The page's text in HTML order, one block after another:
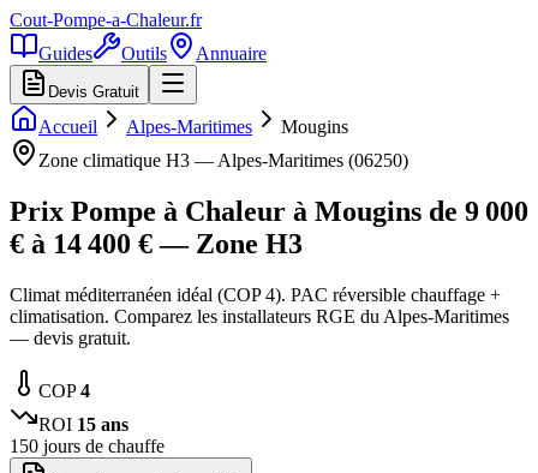
Cout-Pompe-a-Chaleur.fr
Guides
Outils Annuaire
Devis Gratuit
Accueil Alpes-Maritimes
Mougins
Zone climatique H3 — Alpes-Maritimes (06250)
Prix Pompe à Chaleur à Mougins de 9 000
€ à 14 400 € — Zone H3
Climat méditerranéen idéal (COP 4). PAC réversible chauffage +
climatisation. Comparez les installateurs RGE du Alpes-Maritimes
— devis gratuit.
COP4
ROI 15 ans
150 jours de chauffe